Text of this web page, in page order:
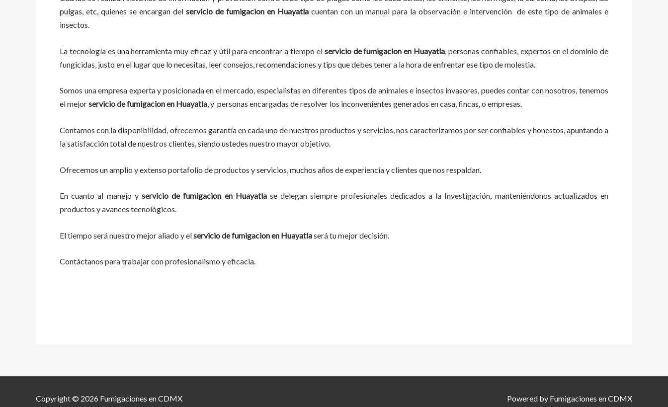
pulgas, etc, quienes se encargan del servicio de fumigacion en Huayatlacuentan con un manual para la observación e intervención de este tipo de animales e
insectos.
La tecnología es una herramienta muy eficaz y útil para encontrar a tiempo el servicio de fumigacion en Huayatla , personas confiables, expertos en el dominio de
fungicidas, justo en el lugar que lo necesitas, leer consejos, recomendaciones y tips que debes tener a la hora de enfrentar ese tipo de molestia.
Somos una empresa experta y posicionada en el mercado, especialistas en diferentes tipos de animales e insectos invasores, puedes contar con nosotros, tenemos
el mejorservicio de fumigacionen Huayatla, y personas encargadas de resolver los inconvenientes generados en casa, fincas, o empresas.
Contamos con la disponibilidad, ofrecemos garantía en cada uno de nuestros productos y servicios, nos caracterizamos por ser confiables y honestos, apuntando a
la satisfacción total de nuestros clientes, siendo ustedes nuestro mayor objetivo.
Ofrecemos un amplio y extenso portafolio de productos y servicios, muchos años de experiencia y clientes que nos respaldan.
En cuanto al manejo yservicio de fumigacion en Huayatla se delegan siempre profesionales dedicados a la Investigación, manteniéndonos actualizados en
productos y avances tecnológicos.
El tiempo será nuestro mejor aliado y elservicio de fumigacionen Huayatlaserá tu mejor decisión.
Contáctanos para trabajar con profesionalismo y eficacia.
Copyright © 2026 Fumigaciones en CDMX Powered by Fumigaciones en CDMX